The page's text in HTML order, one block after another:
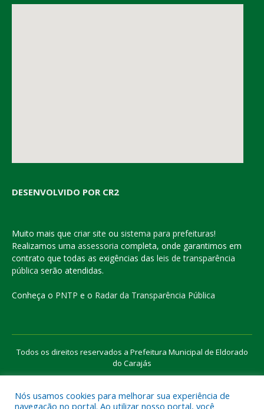
DESENVOLVIDO POR CR2
Muito mais que criar site ou sistema para prefeituras!
Realizamos uma assessoria completa, onde garantimos em
contrato que todas as exigências das leis de transparência
pública serão atendidas.
Conheça o PNTP e o Radar da Transparência Pública
Todos os direitos reservados a Prefeitura Municipal de Eldorado
do Carajás
Mapa do Site
Acessar Área Administrativa
Acessar o Webmail
Nós usamos cookies para melhorar sua experiência de
navegação no portal. Ao utilizar nosso portal, você